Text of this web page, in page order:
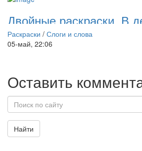
Двойные раскраски. В
Раскраски / Слоги и слова
05-май, 22:06
Оставить
Найти